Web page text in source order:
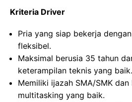
Kriteria Driver
Pria yang siap bekerja
fleksibel.
Maksimal berusia 35 tahun
keterampilan teknis yang baik.
Memiliki ijazah SMA/SMK dan
multitasking yang baik.